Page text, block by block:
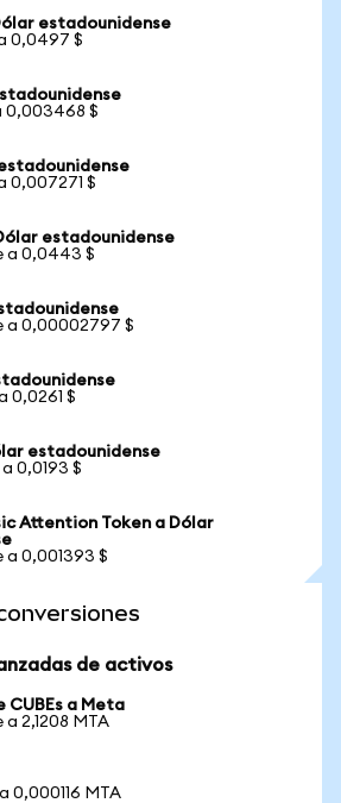
estadounidense
0,0497 $
0,003468 $
0,007271 $
estadounidense
a 0,0443 $
a 0,00002797 $
0,0261 $
estadounidense
a 0,0193 $
Attention Token a Dólar
a 0,001393 $
de activos
CUBEs a Meta
a 2,1208 MTA
0,000116 MTA